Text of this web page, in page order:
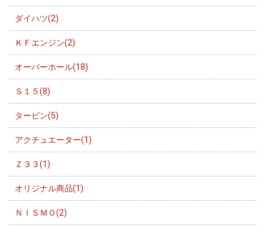
ダイハツ(2)
ＫＦエンジン(2)
オーバーホール(18)
Ｓ１５(8)
タービン(5)
アクチュエーター(1)
Ｚ３３(1)
オリジナル商品(1)
ＮＩＳＭＯ(2)